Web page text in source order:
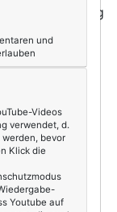
Wie wichtig
Frage
sooooo
für ein paar
Essen
Haltung nie
Geld sehr
weil Geld für
Leben…
und
Videos
verwendet, d.
bevor
Klick die
Youtube auf